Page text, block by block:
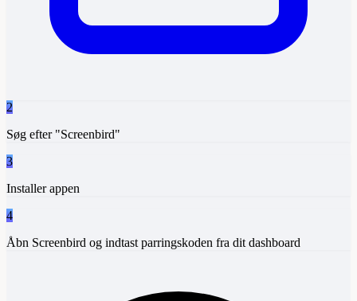
2
Søg efter "Screenbird"
3
Installer appen
4
Åbn Screenbird og indtast parringskoden fra dit dashboard